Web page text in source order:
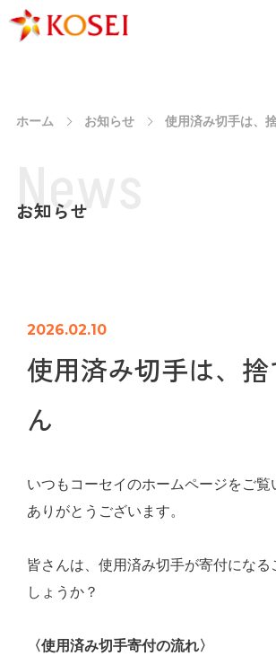
ホーム お知らせ 使用済み切手は、
お知らせ
New
2026.02.10
使用済み切手は、
ん
いつもコーセイのホームページをご覧
ありがとうございます。
皆さんは、使用済み切手が寄付になる
しょうか？
〈使用済み切手寄付の流れ〉